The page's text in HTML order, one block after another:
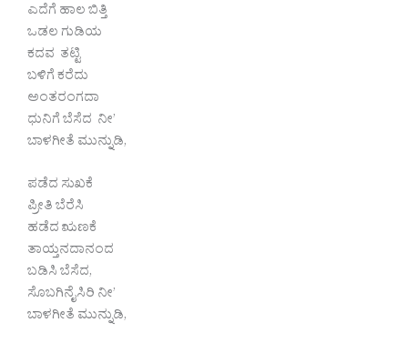
ಎದೆಗೆ ಹಾಲ ಬಿತ್ತಿ
ಒಡಲ ಗುಡಿಯ
ಕದವ ತಟ್ಟಿ
ಬಳಿಗೆ ಕರೆದು
ಅಂತರಂಗದಾ
ಧುನಿಗೆ ಬೆಸೆದ ನೀ’
ಬಾಳಗೀತೆ ಮುನ್ನುಡಿ,
ಪಡೆದ ಸುಖಕೆ
ಪ್ರೀತಿ ಬೆರೆಸಿ
ಹಡೆದ ಋಣಕೆ
ತಾಯ್ತನದಾನಂದ
ಬಡಿಸಿ ಬೆಸೆದ,
ಸೊಬಗಿನೈಸಿರಿ ನೀ’
ಬಾಳಗೀತೆ ಮುನ್ನುಡಿ,